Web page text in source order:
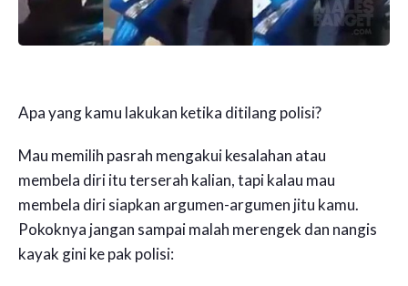
Apa yang kamu lakukan ketika ditilang polisi?
Mau memilih pasrah mengakui kesalahan atau
membela diri itu terserah kalian, tapi kalau mau
membela diri siapkan argumen-argumen jitu kamu.
Pokoknya jangan sampai malah merengek dan nangis
kayak gini ke pak polisi: